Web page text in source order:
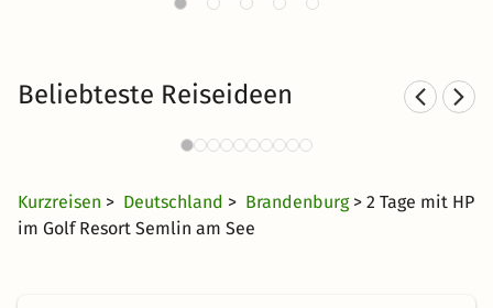
Beliebteste Reiseideen
Sporthotels in Brandenburg
435 Angebote
Kurzreisen > Deutschland > Brandenburg > 2 Tage mit HP
im Golf Resort Semlin am See